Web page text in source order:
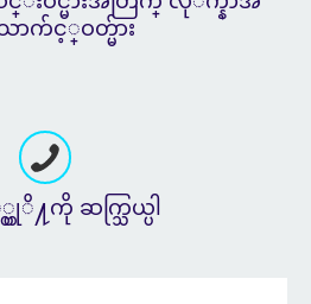
ာက်င့္ဝတ္မ်ား
႔ကို ဆက္သြယ္ပါ